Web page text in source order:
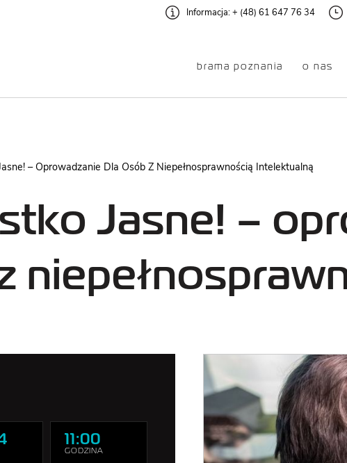
GALERIA ŚLUZA
Informacja:+ (48) 61 647 76 34
brama poznania o nas
– Oprowadzanie Dla Osób Z Niepełnosprawnością Intelektualną
Jasne! –
11:00
GODZINA